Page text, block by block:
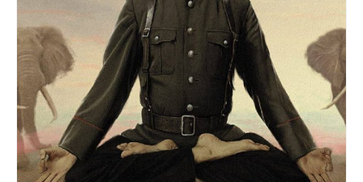
Система чакр
Взаимодействие c энергией
Адвайта
Йога
Йога как путь: статьи